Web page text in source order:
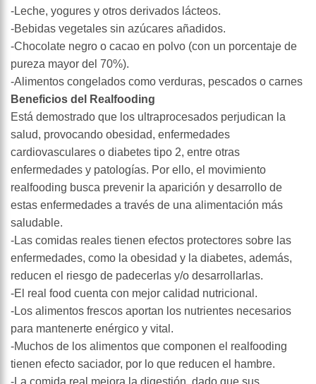
-Leche, yogures y otros derivados lácteos.
-Bebidas vegetales sin azúcares añadidos.
-Chocolate negro o cacao en polvo (con un porcentaje de
pureza mayor del 70%).
-Alimentos congelados como verduras, pescados o carnes
Beneficios del Realfooding
Está demostrado que los ultraprocesados perjudican la
salud, provocando obesidad, enfermedades
cardiovasculares o diabetes tipo 2, entre otras
enfermedades y patologías. Por ello, el movimiento
realfooding busca prevenir la aparición y desarrollo de
estas enfermedades a través de una alimentación más
saludable.
-Las comidas reales tienen efectos protectores sobre las
enfermedades, como la obesidad y la diabetes, además,
reducen el riesgo de padecerlas y/o desarrollarlas.
-El real food cuenta con mejor calidad nutricional.
-Los alimentos frescos aportan los nutrientes necesarios
para mantenerte enérgico y vital.
-Muchos de los alimentos que componen el realfooding
tienen efecto saciador, por lo que reducen el hambre.